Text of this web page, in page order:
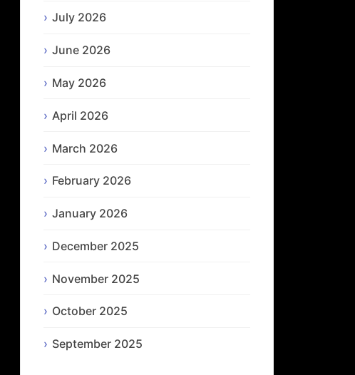
July 2026
June 2026
May 2026
April 2026
March 2026
February 2026
January 2026
December 2025
November 2025
October 2025
September 2025